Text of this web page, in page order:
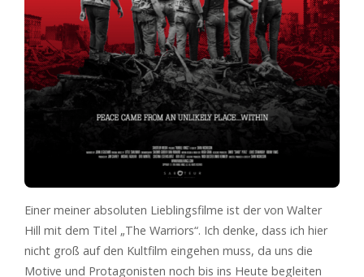
Einer meiner absoluten Lieblingsfilme ist der von Walter
Hill mit dem Titel „The Warriors“. Ich denke, dass ich hier
nicht groß auf den Kultfilm eingehen muss, da uns die
Motive und Protagonisten noch bis ins Heute begleiten